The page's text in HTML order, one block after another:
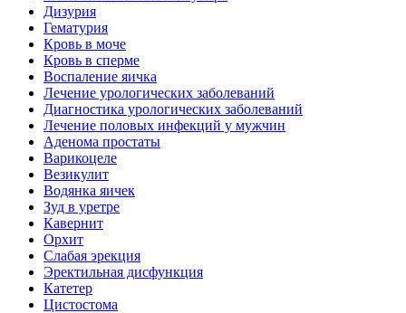
Дизурия
Гематурия
Кровь в моче
Кровь в сперме
Воспаление яичка
Лечение урологических заболеваний
Диагностика урологических заболеваний
Лечение половых инфекций у мужчин
Аденома простаты
Варикоцеле
Везикулит
Водянка яичек
Зуд в уретре
Кавернит
Орхит
Слабая эрекция
Эректильная дисфункция
Катетер
Цистостома